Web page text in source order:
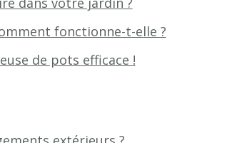
fonctionne-t-elle ?
de pots efficace !